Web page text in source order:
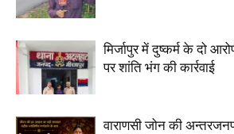
मिर्जापुर में दुष्कर्म के दो
पर शांति भंग की कार्रवाई
वाराणसी जोन की